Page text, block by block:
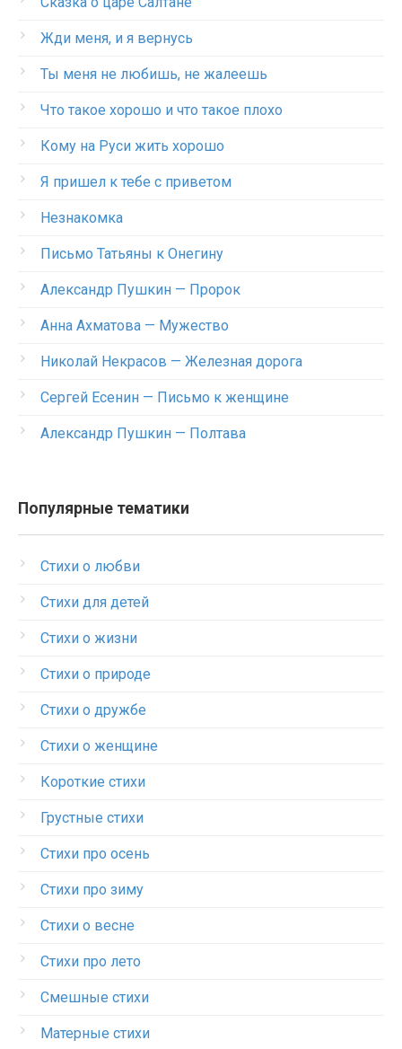
Жди меня, и я вернусь
Ты меня не любишь, не жалеешь
Что такое хорошо и что такое плохо
Кому на Руси жить хорошо
Я пришел к тебе с приветом
Незнакомка
Письмо Татьяны к Онегину
Александр Пушкин — Пророк
Анна Ахматова — Мужество
Николай Некрасов — Железная дорога
Сергей Есенин — Письмо к женщине
Александр Пушкин — Полтава
Популярные тематики
Стихи о любви
Стихи для детей
Стихи о жизни
Стихи о природе
Стихи о дружбе
Стихи о женщине
Короткие стихи
Грустные стихи
Стихи про осень
Стихи про зиму
Стихи о весне
Стихи про лето
Смешные стихи
Матерные стихи